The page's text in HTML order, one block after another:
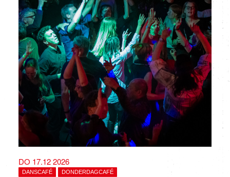
DO 17.12 2026
DANSCAFÉ DONDERDAGCAFÉ